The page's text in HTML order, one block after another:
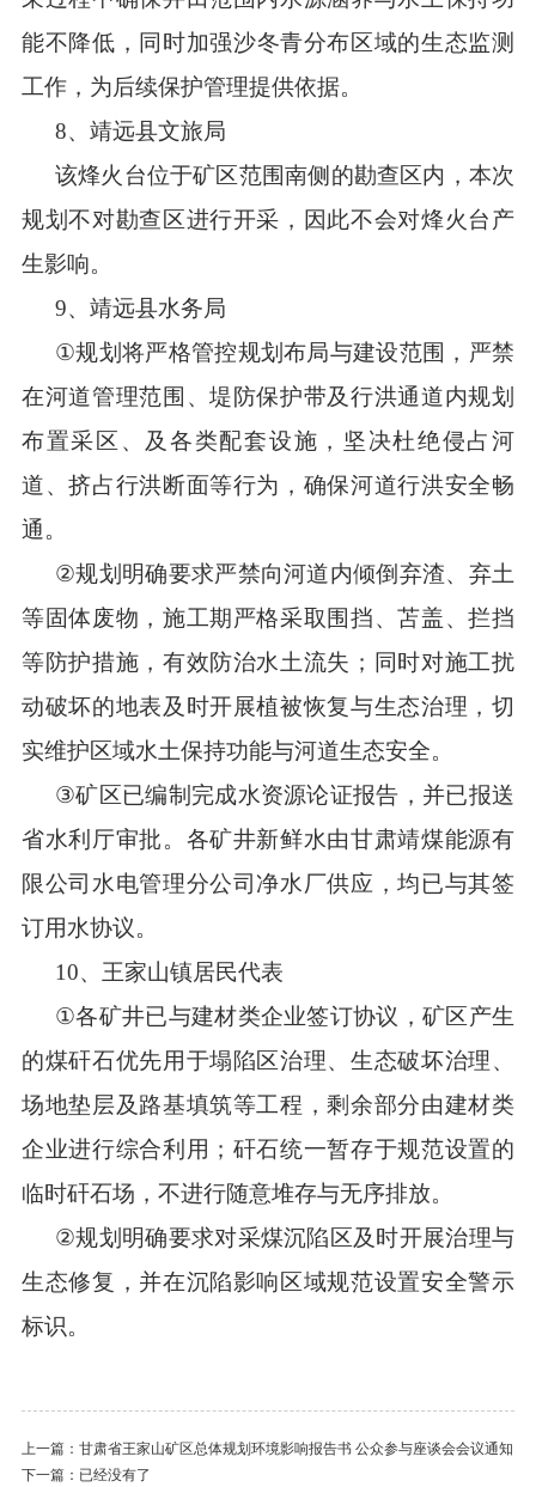
能不降低 ， 同时加强沙冬青分布区域的生态监测
工作，为后续保护管理提供依据。
8、靖远县文旅局
该烽火台位于矿区范围南侧的勘查区内，本次
规划不对勘查区进行开采，因此不会对烽火台产
生影响。
9、靖远县水务局
①规划将严格管控规划布局与建设范围，严禁
在河道管理范围、堤防保护带及行洪通道内规划
布置采区、及各类配套设施，坚决杜绝侵占河
道、挤占行洪断面等行为，确保河道行洪安全畅
通。
②规划明确要求严禁向河道内倾倒弃渣、弃土
等固体废物，施工期严格采取围挡、苫盖、拦挡
等防护措施，有效防治水土流失；同时对施工扰
动破坏的地表及时开展植被恢复与生态治理，切
实维护区域水土保持功能与河道生态安全。
③矿区已编制完成水资源论证报告，并已报送
省水利厅审批。各矿井新鲜水由甘肃靖煤能源有
限公司水电管理分公司净水厂供应，均已与其签
订用水协议。
10、王家山镇居民代表
①各矿井已与建材类企业签订协议，矿区产生
的煤矸石优先用于塌陷区治理、生态破坏治理、
场地垫层及路基填筑等工程，剩余部分由建材类
企业进行综合利用；矸石统一暂存于规范设置的
临时矸石场，不进行随意堆存与无序排放。
②规划明确要求对采煤沉陷区及时开展治理与
生态修复，并在沉陷影响区域规范设置安全警示
标识。
上一篇： 甘肃省王家山矿区总体规划环境影响报告书 公众参与座谈会会议通知
下一篇：已经没有了